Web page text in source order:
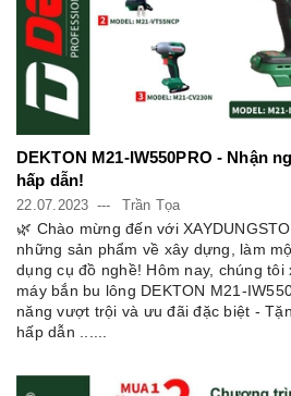
DEKTON M21-IW550PRO - Nhận
hấp dẫn!
22.07.2023 Trần Tọa
🌿 Chào mừng đến với
những sản phẩm về xây dựng, làm
dụng cụ đồ nghề! Hôm nay, chúng
máy bắn bu lông DEKTON M21-
năng vượt trội và ưu đãi đặc biệt -
hấp dẫn ......